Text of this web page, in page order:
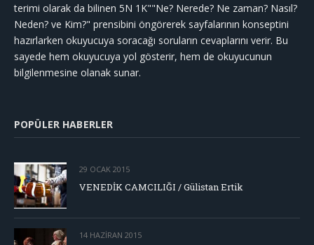
terimi olarak da bilinen 5N 1K""Ne? Nerede? Ne zaman? Nasıl?
Neden? ve Kim?" prensibini öngörerek sayfalarının konseptini
hazırlarken okuyucuya soracağı soruların cevaplarını verir. Bu
sayede hem okuyucuya yol gösterir, hem de okuyucunun
bilgilenmesine olanak sunar.
POPÜLER HABERLER
29 OCAK 2015
VENEDİK CAMCILIĞI / Gülistan Ertik
14 HAZIRAN 2015